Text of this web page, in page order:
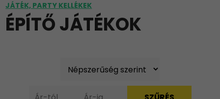
JÁTÉK, PARTY KELLÉKEK
ÉPÍTŐ JÁTÉKOK